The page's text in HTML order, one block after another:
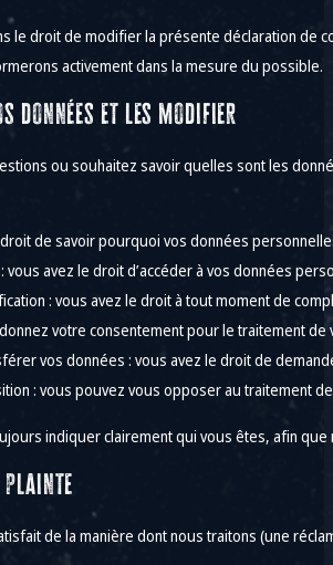
le droit de modifier la présente déclaration de
activement dans la mesure du possible.
données et les modifier
ou souhaitez savoir quelles sont les
de savoir pourquoi vos données
: vous avez le droit d’accéder à vos données
: vous avez le droit à tout moment de
votre consentement pour le traitement
vos données : vous avez le droit de
: vous pouvez vous opposer au traitement
indiquer clairement qui vous êtes, afin
plainte
de la manière dont nous traitons (une